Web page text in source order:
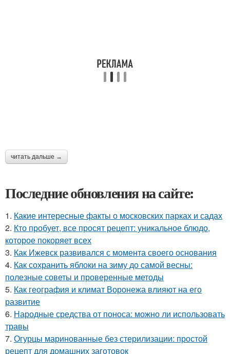
читать дальше →
Последние обновления на сайте:
1. Какие интересные факты о московских парках и садах
2. Кто пробует, все просят рецепт: уникальное блюдо,
которое покоряет всех
3. Как Ижевск развивался с момента своего основания
4. Как сохранить яблоки на зиму до самой весны:
полезные советы и проверенные методы
5. Как география и климат Воронежа влияют на его
развитие
6. Народные средства от поноса: можно ли использовать
травы
7. Огурцы маринованные без стерилизации: простой
рецепт для домашних заготовок